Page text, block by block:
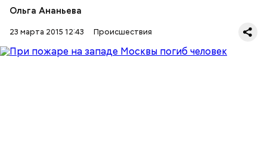
Ольга Ананьева
23 марта 2015 12:43 Происшествия